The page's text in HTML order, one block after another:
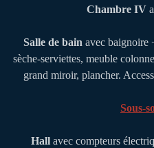
Chambre IV
Salle de bain avec baignoire
sèche-serviettes, meuble
grand miroir, plancher.
Sous-
Hall avec compteurs